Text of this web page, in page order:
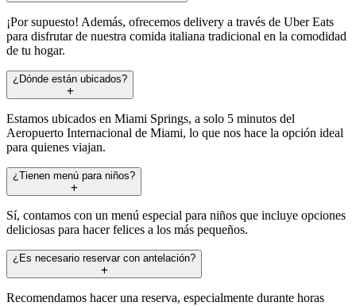
¡Por supuesto! Además, ofrecemos delivery a través de Uber Eats
para disfrutar de nuestra comida italiana tradicional en la comodidad
de tu hogar.
¿Dónde están ubicados?
Estamos ubicados en Miami Springs, a solo 5 minutos del
Aeropuerto Internacional de Miami, lo que nos hace la opción ideal
para quienes viajan.
¿Tienen menú para niños?
Sí, contamos con un menú especial para niños que incluye opciones
deliciosas para hacer felices a los más pequeños.
¿Es necesario reservar con antelación?
Recomendamos hacer una reserva, especialmente durante horas